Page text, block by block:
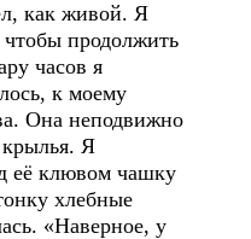
как живой. Я
продолжить
часов я
к моему
Она неподвижно
крылья. Я
её клювом чашку
хлебные
«Наверное, у